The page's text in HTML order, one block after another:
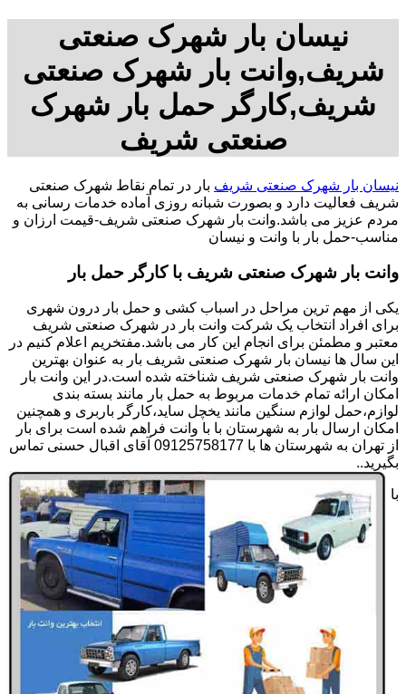
نیسان بار شهرک صنعتی
شریف,وانت بار شهرک صنعتی
شریف,کارگر حمل بار شهرک
صنعتی شریف
نیسان بار شهرک صنعتی شریف بار در تمام نقاط شهرک صنعتی
شریف فعالیت دارد و بصورت شبانه روزی آماده خدمات رسانی به
مردم عزیز می باشد.وانت بار شهرک صنعتی شریف-قیمت ارزان و
مناسب-حمل بار با وانت و نیسان
وانت بار شهرک صنعتی شریف با کارگر حمل بار
یکی از مهم ترین مراحل در اسباب کشی و حمل بار درون شهری
برای افراد انتخاب یک شرکت وانت بار در شهرک صنعتی شریف
معتبر و مطمئن برای انجام این کار می باشد.مفتخریم اعلام کنیم در
این سال ها نیسان بار شهرک صنعتی شریف بار به عنوان بهترین
وانت بار شهرک صنعتی شریف شناخته شده است.در این وانت بار
امکان ارائه تمام خدمات مربوط به حمل بار مانند بسته بندی
لوازم،حمل لوازم سنگین مانند یخچل ساید،کارگر باربری و همچنین
امکان ارسال بار به شهرستان با با وانت فراهم شده است برای بار
از تهران به شهرستان ها با 09125758177 آقای اقبال حسنی تماس
بگیرید..
با